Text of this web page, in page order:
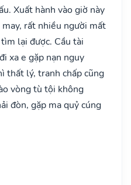
Xuất hành vào giờ này
rất nhiều người mất
lại được. Cầu tài
xa e gặp nạn nguy
thất lý, tranh chấp cũng
vòng tù tội không
đòn, gặp ma quỷ cúng